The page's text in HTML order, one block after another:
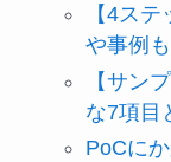
【4ス
や事例
【サン
な7項目
PoCに